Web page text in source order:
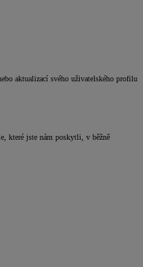
aktualizací svého uživatelského profilu
které jste nám poskytli, v běžně